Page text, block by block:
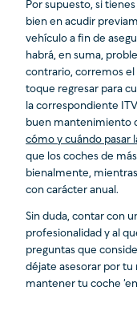
Por supuesto, si
bien en acudir
vehículo a fin de
habrá, en suma,
contrario, corremos el
toque regresar para
la correspondiente
buen mantenimiento
cómo y cuándo pasar
que los coches de
bienalmente,
con carácter anual.
Sin duda, contar con
profesionalidad y al
preguntas que
déjate asesorar por tu
mantener tu coche